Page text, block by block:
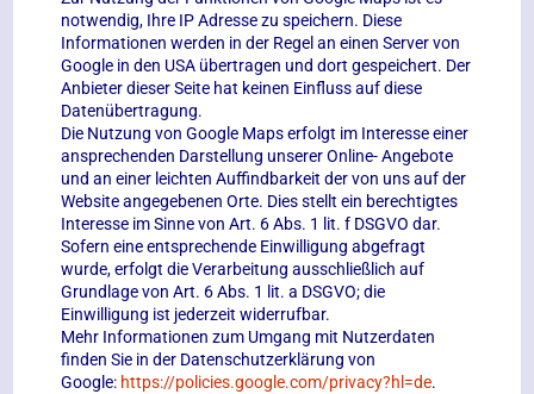
notwendig, Ihre IP Adresse zu speichern. Diese
Informationen werden in der Regel an einen Server von
Google in den USA übertragen und dort gespeichert. Der
Anbieter dieser Seite hat keinen Einfluss auf diese
Datenübertragung.
Die Nutzung von Google Maps erfolgt im Interesse einer
ansprechenden Darstellung unserer Online- Angebote
und an einer leichten Auffindbarkeit der von uns auf der
Website angegebenen Orte. Dies stellt ein berechtigtes
Interesse im Sinne von Art. 6 Abs. 1 lit. f DSGVO dar.
Sofern eine entsprechende Einwilligung abgefragt
wurde, erfolgt die Verarbeitung ausschließlich auf
Grundlage von Art. 6 Abs. 1 lit. a DSGVO; die
Einwilligung ist jederzeit widerrufbar.
Mehr Informationen zum Umgang mit Nutzerdaten
finden Sie in der Datenschutzerklärung von
Google: https://policies.google.com/privacy?hl=de.